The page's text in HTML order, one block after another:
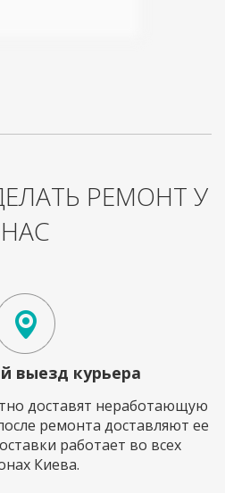
РЕМОНТ У
НАС
выезд курьера
доставят неработающую
ремонта доставляют ее
работает во всех
Киева.